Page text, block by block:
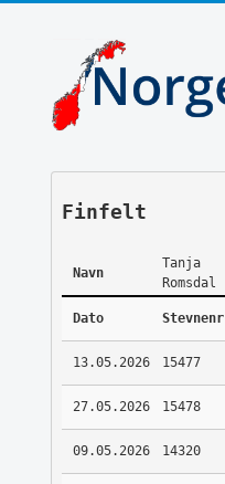
Finfelt
Navn
Tanja
Romsdal
Dato Stevnenr
13.05.2026 15477
27.05.2026 15478
09.05.2026 14320